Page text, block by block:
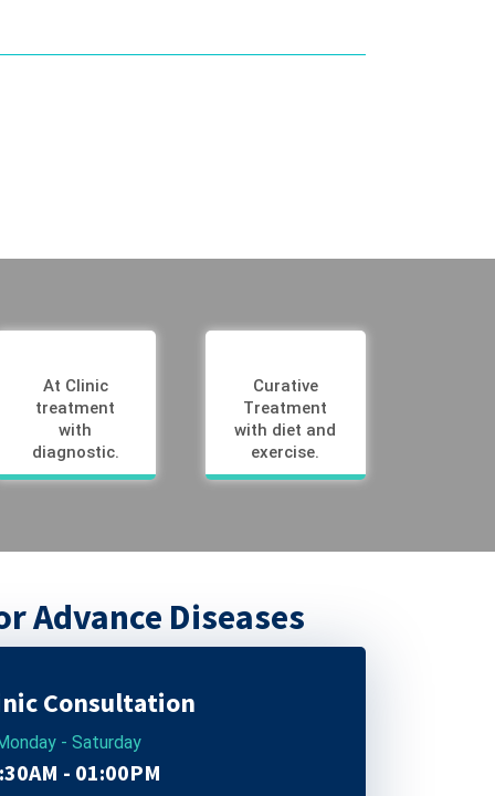
At Clinic
treatment
with
diagnostic.
Curative
Treatment
with diet and
exercise.
Advance Diseases
Consultation
- Saturday
- 01:00PM